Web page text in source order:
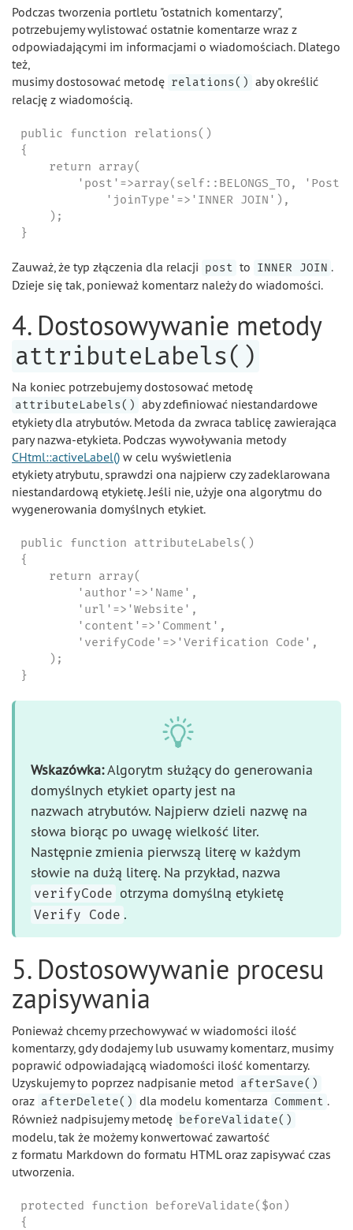
Podczas tworzenia portletu "ostatnich komentarzy",
potrzebujemy wylistować ostatnie komentarze wraz z
odpowiadającymi im informacjami o wiadomościach. Dlatego
też,
musimy dostosować metodę relations() aby określić
relację z wiadomością.
public function relations()
{
    return array(
'post'=>array(self::BELONGS_TO,
            'joinType'=>'INNER JOIN'),
    );
}
Zauważ, że typ złączenia dla relacji post to INNER JOIN .
Dzieje się tak, ponieważ komentarz należy do wiadomości.
4. Dostosowywanie metody
attributeLabels()
Na koniec potrzebujemy dostosować metodę
attributeLabels() aby zdefiniować niestandardowe
etykiety dla atrybutów. Metoda da zwraca tablicę zawierająca
pary nazwa-etykieta. Podczas wywoływania metody
CHtml::activeLabel() w celu wyświetlenia
etykiety atrybutu, sprawdzi ona najpierw czy zadeklarowana
niestandardową etykietę. Jeśli nie, użyje ona algorytmu do
wygenerowania domyślnych etykiet.
public function attributeLabels()
{
    return array(
        'author'=>'Name',
        'url'=>'Website',
        'content'=>'Comment',
        'verifyCode'=>'Verification Code',
    );
}
Wskazówka:Algorytm służący do generowania
domyślnych etykiet oparty jest na
nazwach atrybutów. Najpierw dzieli nazwę na
słowa biorąc po uwagę wielkość liter.
Następnie zmienia pierwszą literę w każdym
słowie na dużą literę. Na przykład, nazwa
verifyCode otrzyma domyślną etykietę
Verify Code .
5. Dostosowywanie procesu
zapisywania
Ponieważ chcemy przechowywać w wiadomości ilość
komentarzy, gdy dodajemy lub usuwamy komentarz, musimy
poprawić odpowiadającą wiadomości ilość komentarzy.
Uzyskujemy to poprzez nadpisanie metod afterSave()
oraz afterDelete() dla modelu komentarza Comment .
Również nadpisujemy metodę beforeValidate()
modelu, tak że możemy konwertować zawartość
z formatu Markdown do formatu HTML oraz zapisywać czas
utworzenia.
protected function beforeValidate($on)
{